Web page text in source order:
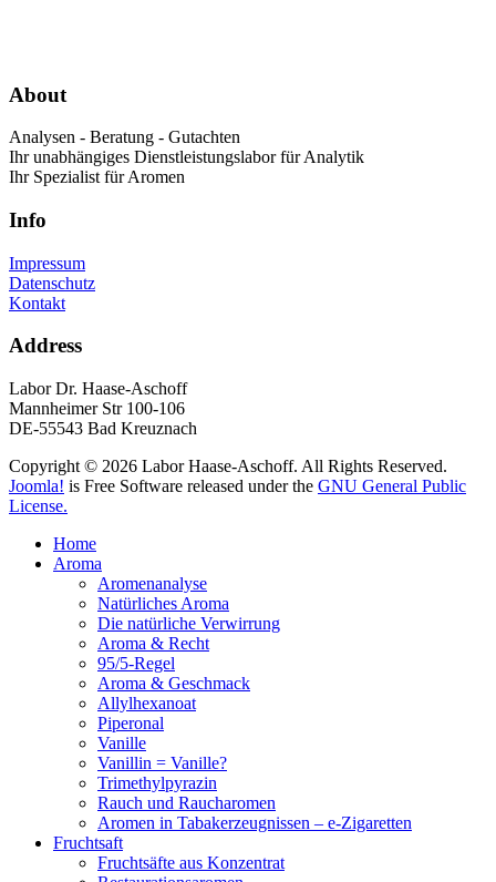
About
Analysen - Beratung - Gutachten
Ihr unabhängiges Dienstleistungslabor für Analytik
Ihr Spezialist für Aromen
Info
Impressum
Datenschutz
Kontakt
Address
Labor Dr. Haase-Aschoff
Mannheimer Str 100-106
DE-55543 Bad Kreuznach
Copyright © 2026 Labor Haase-Aschoff. All Rights Reserved.
Joomla! is Free Software released under the GNU General Public
License.
Home
Aroma
Aromenanalyse
Natürliches Aroma
Die natürliche Verwirrung
Aroma & Recht
95/5-Regel
Aroma & Geschmack
Allylhexanoat
Piperonal
Vanille
Vanillin = Vanille?
Trimethylpyrazin
Rauch und Raucharomen
Aromen in Tabakerzeugnissen – e-Zigaretten
Fruchtsaft
Fruchtsäfte aus Konzentrat